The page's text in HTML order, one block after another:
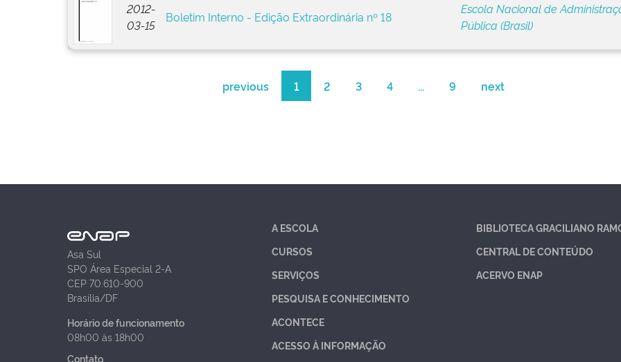
2012-
03-15
Boletim Interno - Edição Extraordinária nº 18
Escola Nacional de
Pública (Brasil)
previous 1 2 3 4 ... 9 next
Asa Sul
SPO Área Especial 2-A
CEP 70.610-900
Brasília/DF
Horário de funcionamento
08h00 às 18h00
Contato
A ESCOLA
CURSOS
SERVIÇOS
PESQUISA E CONHECIMENTO
ACONTECE
ACESSO À INFORMAÇÃO
BIBLIOTECA GRACILIANO
CENTRAL DE CONTEÚDO
ACERVO ENAP